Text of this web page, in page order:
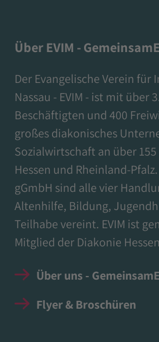
Über EVIM -
Der Evangelische Verein für
Nassau - EVIM - ist mit über
Beschäftigten und 400
großes diakonisches
Sozialwirtschaft an über
Hessen und Rheinland-Pfalz.
gGmbH sind alle vier
Altenhilfe, Bildung,
Teilhabe vereint. EVIM ist
Mitglied der Diakonie
Über uns -
Flyer & Broschüren